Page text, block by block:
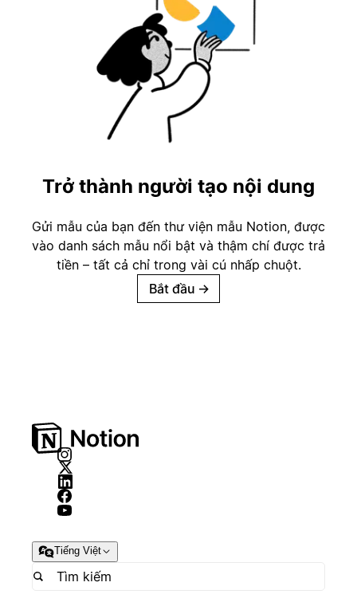
Trở thành người tạo nội dung
Gửi mẫu của bạn đến thư viện mẫu Notion, được
vào danh sách mẫu nổi bật và thậm chí được trả
tiền – tất cả chỉ trong vài cú nhấp chuột.
Bắt đầu →
Tiếng Việt